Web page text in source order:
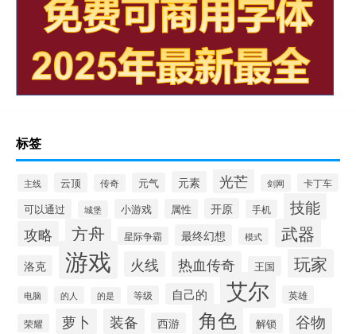
标签
主线 云顶 传奇 元气 元素 光芒 剑网 卡丁车
可以通过 城堡 小游戏 属性 开原 手机 技能
攻略 方舟 星际争霸 最终幻想 模式 武器
洛克 游戏 火线 热血传奇 王国 玩家
电脑 的人 的是 等级 自己的 艾尔 英雄
荣耀 萝卜 装备 西游 角色 解锁 谷物